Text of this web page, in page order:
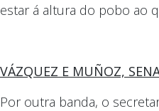
estar á altura do pobo ao
VÁZQUEZ E MUÑOZ,
Por outra banda, o